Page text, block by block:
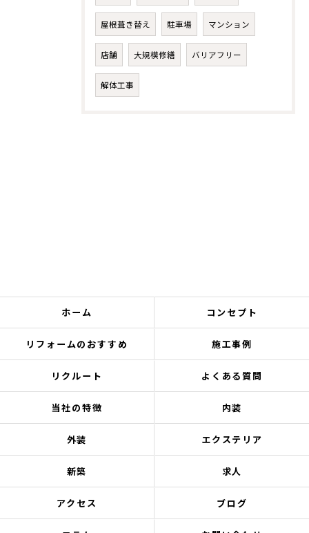
屋根葺き替え 駐車場 マンション
店舗 大規模修繕 バリアフリー
解体工事
ホーム コンセプト
リフォームのおすすめ 施工事例
リクルート よくある質問
当社の特徴 内装
外装 エクステリア
新築 求人
アクセス ブログ